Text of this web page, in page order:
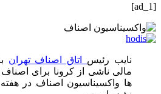
[ad_1]
نایب رئیس اتاق اصناف تهران
مالی ناشی از کرونا برای
ها واکسیناسیون اصناف در